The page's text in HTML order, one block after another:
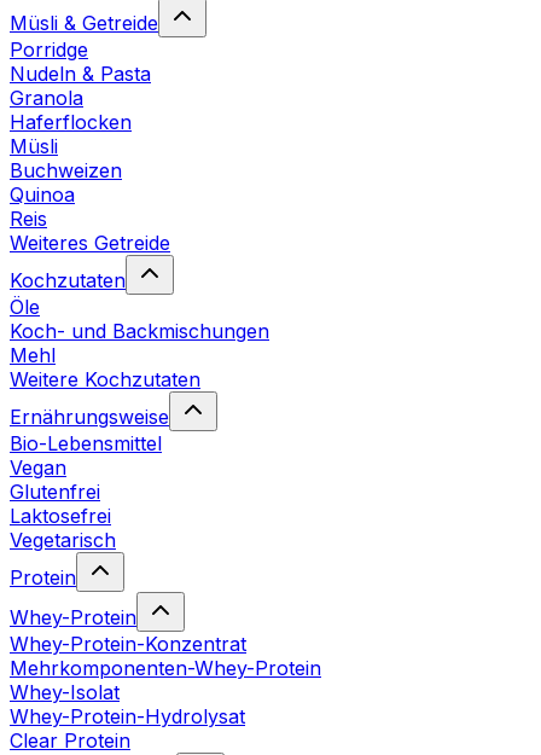
Müsli & Getreide
Porridge
Nudeln & Pasta
Granola
Haferflocken
Müsli
Buchweizen
Quinoa
Reis
Weiteres Getreide
Kochzutaten
Öle
Koch- und Backmischungen
Mehl
Weitere Kochzutaten
Ernährungsweise
Bio-Lebensmittel
Vegan
Glutenfrei
Laktosefrei
Vegetarisch
Protein
Whey-Protein
Whey-Protein-Konzentrat
Mehrkomponenten-Whey-Protein
Whey-Isolat
Whey-Protein-Hydrolysat
Clear Protein